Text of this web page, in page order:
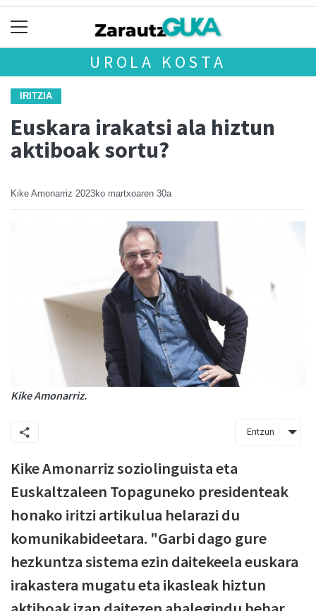
UROLA KOSTA
IRITZIA
Euskara irakatsi ala hiztun
aktiboak sortu?
Kike Amonarriz 2023ko martxoaren 30a
Kike Amonarriz.
Entzun
Kike Amonarriz soziolinguista eta
Euskaltzaleen Topaguneko presidenteak
honako iritzi artikulua helarazi du
komunikabideetara. "Garbi dago gure
hezkuntza sistema ezin daitekeela euskara
irakastera mugatu eta ikasleak hiztun